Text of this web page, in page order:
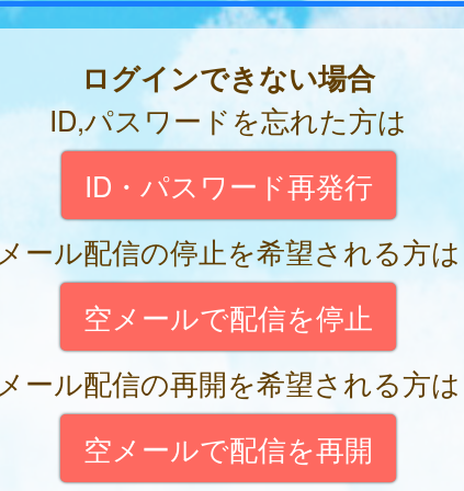
ログインできない場合
ID,パスワードを忘れた方は
ID・パスワード再発行
メール配信の停止を希望される方は
空メールで配信を停止
メール配信の再開を希望される方は
空メールで配信を再開